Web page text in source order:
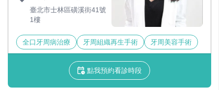
臺北市士林區磺溪街41號
1樓
全口牙周病治療 牙周組織再生手術 牙周美容手術
點我預約看診時段